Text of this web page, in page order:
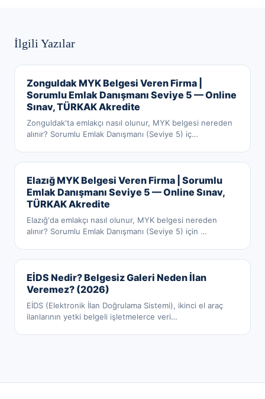
İlgili Yazılar
Zonguldak MYK Belgesi Veren Firma |
Sorumlu Emlak Danışmanı Seviye 5 — Online
Sınav, TÜRKAK Akredite
Zonguldak'ta emlakçı nasıl olunur, MYK belgesi nereden
alınır? Sorumlu Emlak Danışmanı (Seviye 5) iç…
Elazığ MYK Belgesi Veren Firma | Sorumlu
Emlak Danışmanı Seviye 5 — Online Sınav,
TÜRKAK Akredite
Elazığ'da emlakçı nasıl olunur, MYK belgesi nereden
alınır? Sorumlu Emlak Danışmanı (Seviye 5) için …
EİDS Nedir? Belgesiz Galeri Neden İlan
Veremez? (2026)
EİDS (Elektronik İlan Doğrulama Sistemi), ikinci el araç
ilanlarının yetki belgeli işletmelerce veri…